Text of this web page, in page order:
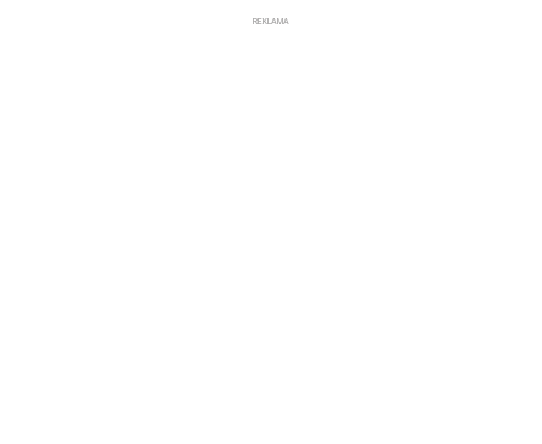
REKLAMA